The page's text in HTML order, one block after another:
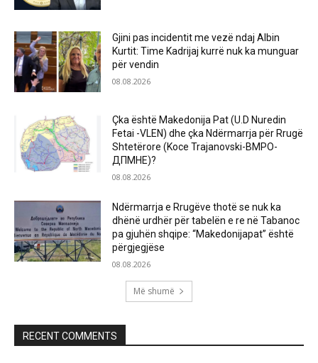
Gjini pas incidentit me vezë ndaj Albin
Kurtit: Time Kadrijaj kurrë nuk ka munguar
për vendin
08.08.2026
Çka është Makedonija Pat (U.D Nuredin
Fetai -VLEN) dhe çka Ndërmarrja për Rrugë
Shtetërore (Koce Trajanovski-ВМРО-
ДПМНЕ)?
08.08.2026
Ndërmarrja e Rrugëve thotë se nuk ka
dhënë urdhër për tabelën e re në Tabanoc
pa gjuhën shqipe: “Makedonijapat” është
përgjegjëse
08.08.2026
Më shumë
RECENT COMMENTS